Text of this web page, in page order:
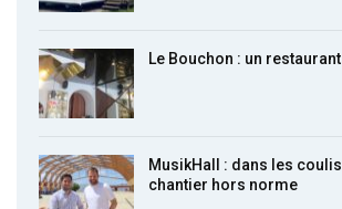
Le Bouchon : un
MusikHall : dans les
chantier hors norme